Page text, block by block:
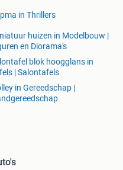
in Thrillers
huizen in Modelbouw |
en Diorama's
blok hoogglans in
| Salontafels
in Gereedschap |